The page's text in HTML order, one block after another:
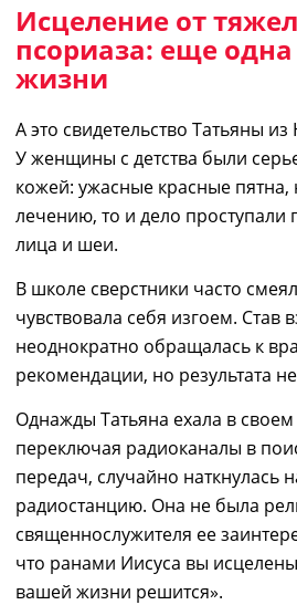
Исцеление от
псориаза: еще
жизни
Аэто свидетельство Татьяны
У женщины с детства были
кожей: ужасные красные пятна,
лечению, то и дело проступали
лица и шеи.
В школе сверстники часто
чувствовала себя изгоем. Став
неоднократно обращалась к
рекомендации, но результата не
Однажды Татьяна ехала в своем
переключая радиоканалы в
передач, случайно наткнулась
радиостанцию. Она не была
священнослужителя ее
что ранами Иисуса вы
вашей жизни решится».